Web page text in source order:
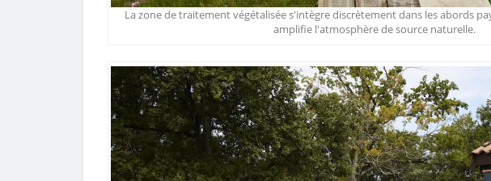
La zone de traitement végétalisée s'intègre discrètement dans les abords
amplifie l'atmosphère de source naturelle.